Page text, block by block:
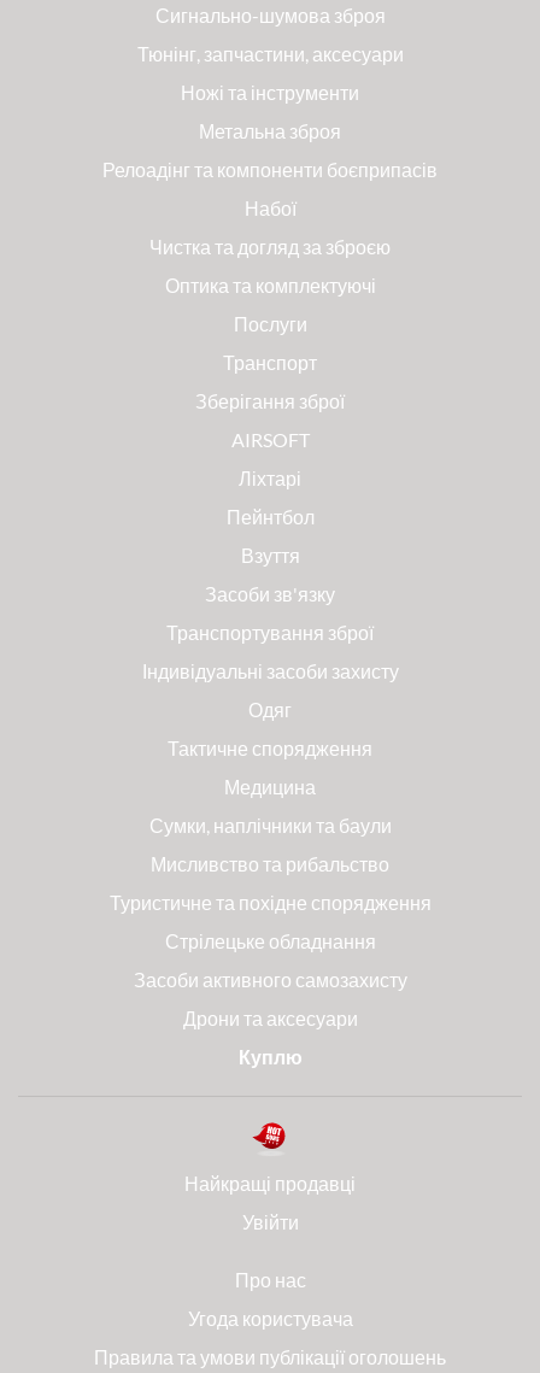
Сигнально-шумова зброя
Тюнінг, запчастини, аксесуари
Ножі та інструменти
Метальна зброя
Релоадінг та компоненти боєприпасів
Набої
Чистка та догляд за зброєю
Оптика та комплектуючі
Послуги
Транспорт
Зберігання зброї
AIRSOFT
Ліхтарі
Пейнтбол
Взуття
Засоби зв'язку
Транспортування зброї
Індивідуальні засоби захисту
Одяг
Тактичне спорядження
Медицина
Сумки, наплічники та баули
Мисливство та рибальство
Туристичне та похідне спорядження
Стрілецьке обладнання
Засоби активного самозахисту
Дрони та аксесуари
Куплю
Найкращі продавці
Увійти
Про нас
Угода користувача
Правила та умови публікації оголошень